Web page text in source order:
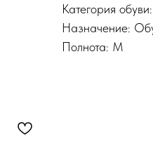
Категория
Назначение:
Полнота: M